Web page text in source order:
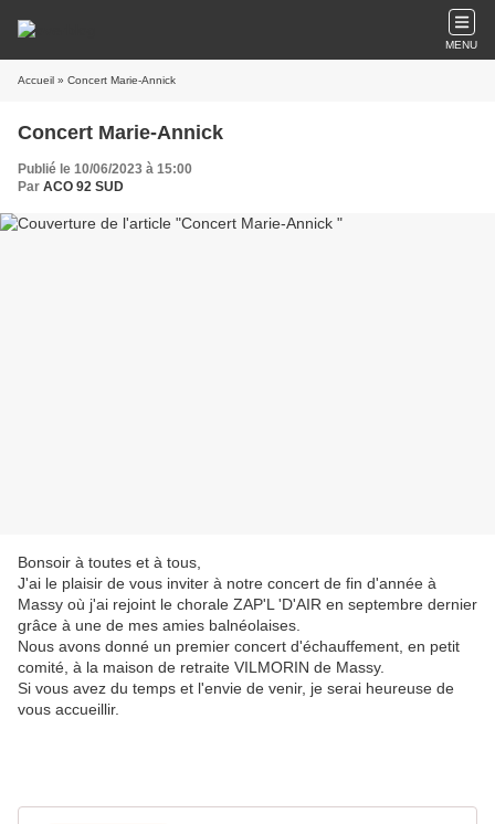
MENU
Accueil » Concert Marie-Annick
Concert Marie-Annick
Publié le 10/06/2023 à 15:00
Par ACO 92 SUD
Bonsoir à toutes et à tous,
J'ai le plaisir de vous inviter à notre concert de fin d'année à
Massy où j'ai rejoint le chorale ZAP'L 'D'AIR en septembre dernier
grâce à une de mes amies balnéolaises.
Nous avons donné un premier concert d'échauffement, en petit
comité, à la maison de retraite VILMORIN de Massy.
Si vous avez du temps et l'envie de venir, je serai heureuse de
vous accueillir.